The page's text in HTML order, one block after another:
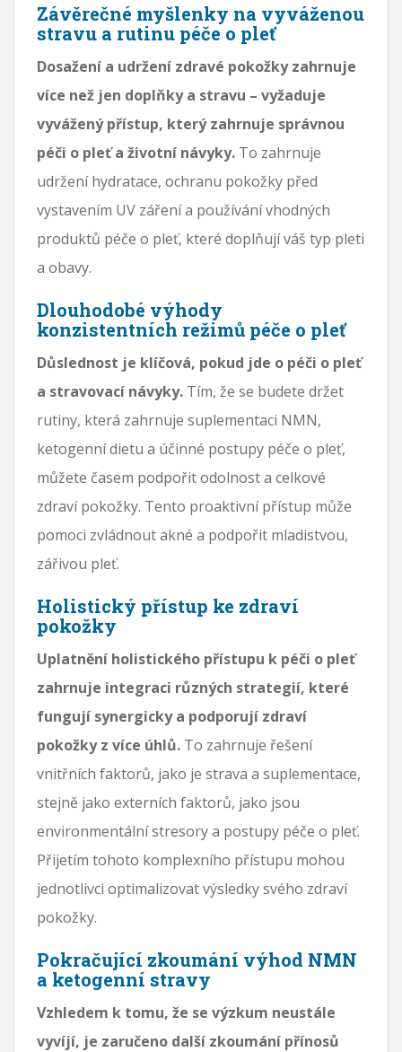
Závěrečné myšlenky na vyváženou
stravu a rutinu péče o pleť
Dosažení a udržení zdravé pokožky zahrnuje
více než jen doplňky a stravu – vyžaduje
vyvážený přístup, který zahrnuje správnou
péči o pleť a životní návyky. To zahrnuje
udržení hydratace, ochranu pokožky před
vystavením UV záření a používání vhodných
produktů péče o pleť, které doplňují váš typ pleti
a obavy.
Dlouhodobé výhody
konzistentních režimů péče o pleť
Důslednost je klíčová, pokud jde o péči o pleť
a stravovací návyky. Tím, že se budete držet
rutiny, která zahrnuje suplementaci NMN,
ketogenní dietu a účinné postupy péče o pleť,
můžete časem podpořit odolnost a celkové
zdraví pokožky. Tento proaktivní přístup může
pomoci zvládnout akné a podpořit mladistvou,
zářivou pleť.
Holistický přístup ke zdraví
pokožky
Uplatnění holistického přístupu k péči o pleť
zahrnuje integraci různých strategií, které
fungují synergicky a podporují zdraví
pokožky z více úhlů. To zahrnuje řešení
vnitřních faktorů, jako je strava a suplementace,
stejně jako externích faktorů, jako jsou
environmentální stresory a postupy péče o pleť.
Přijetím tohoto komplexního přístupu mohou
jednotlivci optimalizovat výsledky svého zdraví
pokožky.
Pokračující zkoumání výhod NMN
a ketogenní stravy
Vzhledem k tomu, že se výzkum neustále
vyvíjí, je zaručeno další zkoumání přínosů